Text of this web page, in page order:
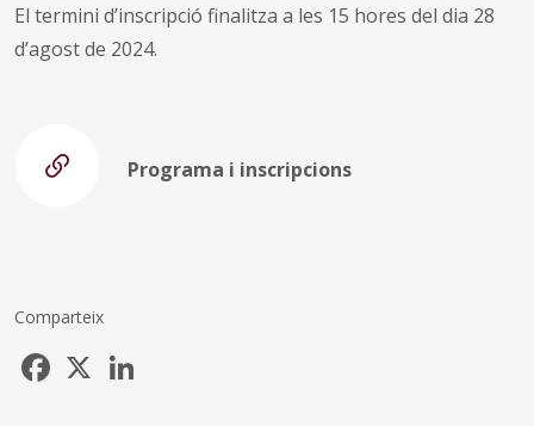
El termini d’inscripció finalitza a les 15 hores del dia 28
d’agost de 2024.
Programa i inscripcions
Comparteix
Facebook